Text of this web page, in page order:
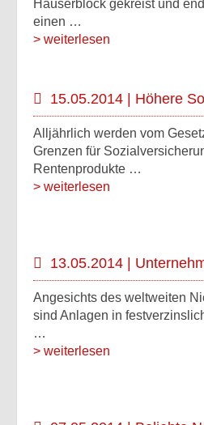
Häuserblock gekreist und
einen …
> weiterlesen
15.05.2014 | Höhere
Alljährlich werden vom
Grenzen für
Rentenprodukte …
> weiterlesen
13.05.2014 |
Angesichts des weltweiten
sind Anlagen in
…
> weiterlesen